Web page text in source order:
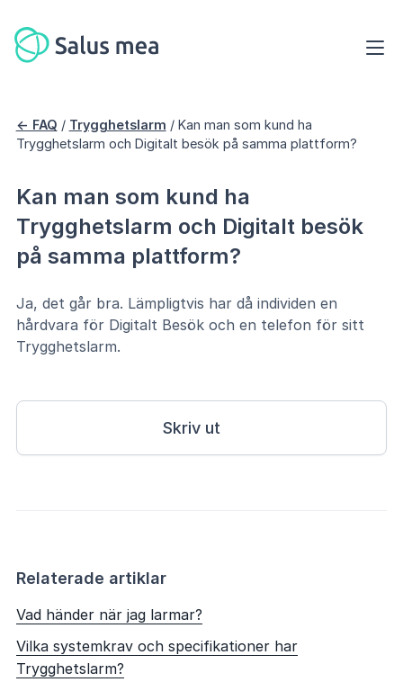
<- FAQ / Trygghetslarm / Kan man som kund ha
Trygghetslarm och Digitalt besök på samma plattform?
Kan man som kund ha
Trygghetslarm och Digitalt besök
på samma plattform?
Ja, det går bra. Lämpligtvis har då individen en
hårdvara för Digitalt Besök och en telefon för sitt
Trygghetslarm.
Skriv ut
Relaterade artiklar
Vad händer när jag larmar?
Vilka systemkrav och specifikationer har
Trygghetslarm?